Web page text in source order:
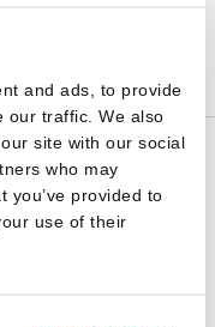
and ads, to provide
our traffic. We also
site with our social
who may
you’ve provided to
use of their
op onze